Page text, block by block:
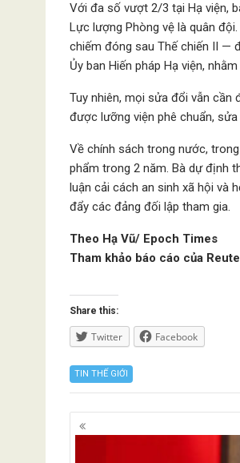
Với đa số vượt 2/3 tại Hạ viện,
Lực lượng Phòng vệ là quân
chiếm đóng sau Thế chiến II —
Ủy ban Hiến pháp Hạ viện,
Tuy nhiên, mọi sửa đổi vẫn cần
được lưỡng viện phê chuẩn,
Về chính sách trong nước,
phẩm trong 2 năm. Bà dự định
luận cải cách an sinh xã hội và
đẩy các đảng đối lập tham gia.
Theo Hạ Vũ/ Epoch Times
Tham khảo báo cáo của
Share this:
Twitter Facebook
TIN THẾ GIỚI
Posts
navigation